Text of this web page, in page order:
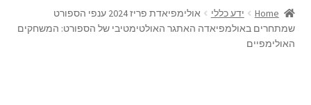
תפריט
חדרי בריחה
הרחב
Home ידע כללי
אולימפיאדת פריז 2024 ענפי הספורט
שמתחרים באולמפיאדה האתגר האולטימטיבי של הספורט: המשחקים
האולימפיים